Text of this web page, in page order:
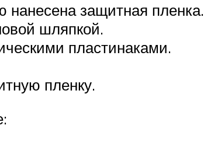
нанесена защитная пленка.
шляпкой.
пластинаками.
пленку.